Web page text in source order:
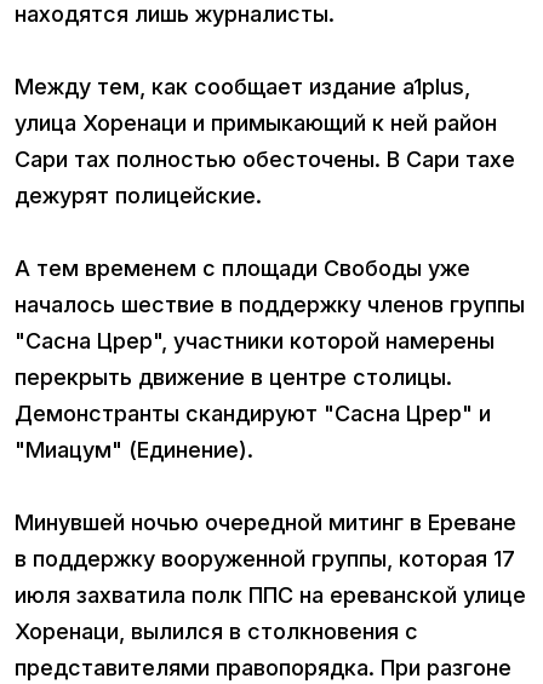
находятся лишь журналисты.
Между тем, как сообщает издание a1plus,
улица Хоренаци и примыкающий к ней район
Сари тах полностью обесточены. В Сари тахе
дежурят полицейские.
А тем временем с площади Свободы уже
началось шествие в поддержку членов группы
"Сасна Црер", участники которой намерены
перекрыть движение в центре столицы.
Демонстранты скандируют "Сасна Црер" и
"Миацум" (Единение).
Минувшей ночью очередной митинг в Ереване
в поддержку вооруженной группы, которая 17
июля захватила полк ППС на ереванской улице
Хоренаци, вылился в столкновения с
представителями правопорядка. При разгоне